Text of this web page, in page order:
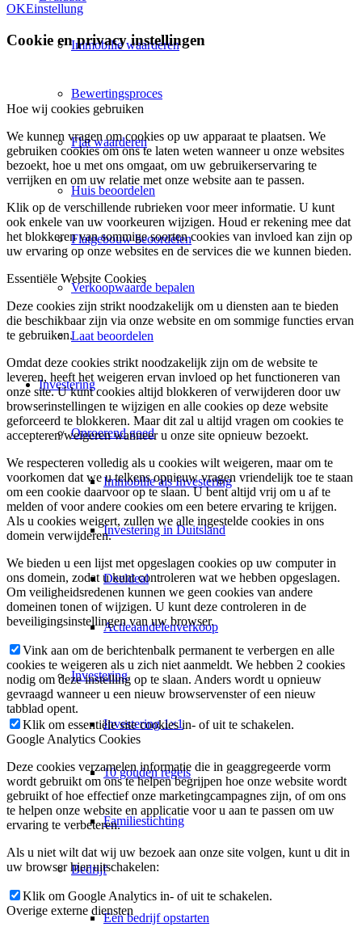
Immobilie waarderen
Bewertingsproces
Flat waarderen
Huis beoordelen
Flatgebouw beoordelen
Verkoopwaarde bepalen
Laat beoordelen
Investering
Onroerend goed
Immobilie als Investering
Investering in Duitsland
Deeldeal
Actieaandelenverkoop
Investering
Investering 1×1
10 gouden regels
Familiestichting
Bedrijf
Een bedrijf opstarten
OKEinstellung
Cookie en privacy instellingen
Hoe wij cookies gebruiken
We kunnen vragen om cookies op uw apparaat te plaatsen. We
gebruiken cookies om ons te laten weten wanneer u onze websites
bezoekt, hoe u met ons omgaat, om uw gebruikerservaring te
verrijken en om uw relatie met onze website aan te passen.
Klik op de verschillende rubrieken voor meer informatie. U kunt
ook enkele van uw voorkeuren wijzigen. Houd er rekening mee dat
het blokkeren van sommige soorten cookies van invloed kan zijn op
uw ervaring op onze websites en de services die we kunnen bieden.
Essentiële Website Cookies
Deze cookies zijn strikt noodzakelijk om u diensten aan te bieden
die beschikbaar zijn via onze website en om sommige functies ervan
te gebruiken.
Omdat deze cookies strikt noodzakelijk zijn om de website te
leveren, heeft het weigeren ervan invloed op het functioneren van
onze site. U kunt cookies altijd blokkeren of verwijderen door uw
browserinstellingen te wijzigen en alle cookies op deze website
geforceerd te blokkeren. Maar dit zal u altijd vragen om cookies te
accepteren/weigeren wanneer u onze site opnieuw bezoekt.
We respecteren volledig als u cookies wilt weigeren, maar om te
voorkomen dat we u telkens opnieuw vragen vriendelijk toe te staan
om een cookie daarvoor op te slaan. U bent altijd vrij om u af te
melden of voor andere cookies om een betere ervaring te krijgen.
Als u cookies weigert, zullen we alle ingestelde cookies in ons
domein verwijderen.
We bieden u een lijst met opgeslagen cookies op uw computer in
ons domein, zodat u kunt controleren wat we hebben opgeslagen.
Om veiligheidsredenen kunnen we geen cookies van andere
domeinen tonen of wijzigen. U kunt deze controleren in de
beveiligingsinstellingen van uw browser.
Vink aan om de berichtenbalk permanent te verbergen en alle
cookies te weigeren als u zich niet aanmeldt. We hebben 2 cookies
nodig om deze instelling op te slaan. Anders wordt u opnieuw
gevraagd wanneer u een nieuw browservenster of een nieuw
tabblad opent.
Klik om essentiële site cookies in- of uit te schakelen.
Google Analytics Cookies
Deze cookies verzamelen informatie die in geaggregeerde vorm
wordt gebruikt om ons te helpen begrijpen hoe onze website wordt
gebruikt of hoe effectief onze marketingcampagnes zijn, of om ons
te helpen onze website en applicatie voor u aan te passen om uw
ervaring te verbeteren.
Als u niet wilt dat wij uw bezoek aan onze site volgen, kunt u dit in
uw browser hier uitschakelen:
Klik om Google Analytics in- of uit te schakelen.
Overige externe diensten